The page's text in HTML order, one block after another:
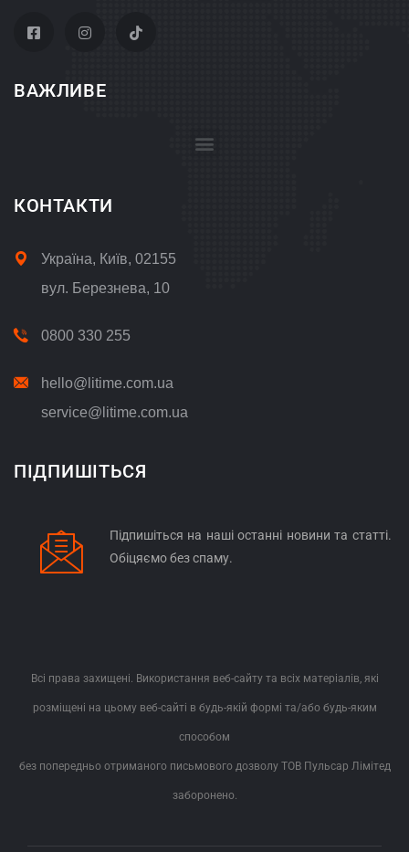
ВАЖЛИВЕ
КОНТАКТИ
Україна, Київ, 02155
вул. Березнева, 10
0800 330 255
hello@litime.com.ua
service@litime.com.ua
ПІДПИШІТЬСЯ
Підпишіться на наші останні новини та статті.
Обіцяємо без спаму.
Всі права захищені. Використання веб-сайту та всіх матеріалів, які
розміщені на цьому веб-сайті в будь-якій формі та/або будь-яким
способом
без попередньо отриманого письмового дозволу ТОВ Пульсар Лімітед
заборонено.